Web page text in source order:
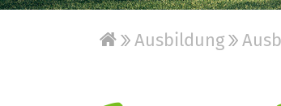
Ausbildung